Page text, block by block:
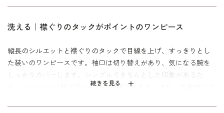
続きを見る
洗える｜襟ぐりのタックがポイントのワンピース
縦長のシルエットと襟ぐりのタックで目線を上げ、すっきりとし
た装いのワンピースです。袖口は切り替えがあり、気になる腕を
しっかりカバーします。シンプルできちんとした印象があるた
め、ワンピース1枚で安心してご着用できます。また、同素材のロ